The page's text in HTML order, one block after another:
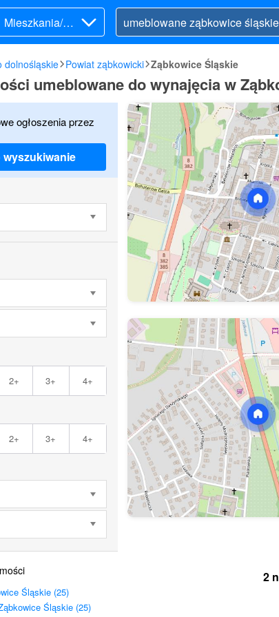
Mieszkania/Do
my (wynajem)
dolnośląskie Powiat ząbkowicki Ząbkowice Śląskie
umeblowane do wynajęcia w
ogłoszenia przez
wyszukiwanie
2+ 3+ 4+
2+ 3+ 4+
Śląskie (25)
Śląskie (25)
2